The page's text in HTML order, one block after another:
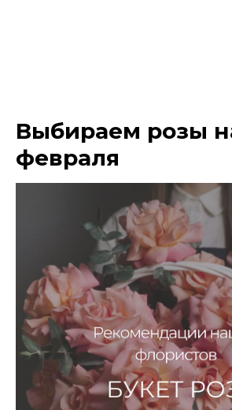
Выбираем розы
февраля